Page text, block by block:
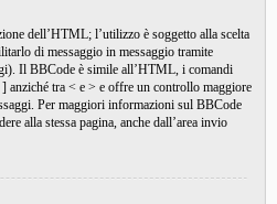
dell’HTML; l’utilizzo è soggetto alla scelta
di messaggio in messaggio tramite
Il BBCode è simile all’HTML, i comandi
anziché tra < e > e offre un controllo maggiore
Per maggiori informazioni sul BBCode
alla stessa pagina, anche dall’area invio